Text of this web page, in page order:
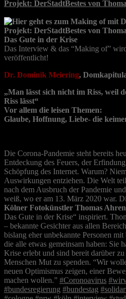
Das Interview & das “Making of”
veröffentlicht!
Dr. Dominik Meiering,
„Man lässt sich nicht im Riss, weil
Riss lässt“
Vor allem die leisen Themen:
Glaube, Hoffnung, Liebe- die
Die Corona-Pandemie steht bereits
Entdeckung des Feuers, der
Schöpfung des Internet. Warum?
Auswirkungen entziehen. Die Welt
nach dem Ausbruch der Pandemie
weiß, wo er am 13. März 2020 war.
Kölner Fotokünstler Thomas
Das Gute in der Krise“ inspiriert.
– bekannte Gesichter aus allen
bislang eher unbekannte Personen
die alle etwas gemeinsam haben: Sie
Krise erlebt und sind bereit darüber zu
Menschen Mut zu spenden. “Wir
neuen Optimismus zeigen, einer
machen wollen.” #Coronoavirus
#bundesregierung #bundestag